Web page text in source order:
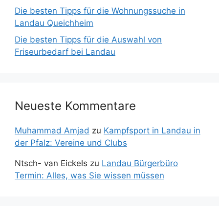
Die besten Tipps für die Wohnungssuche in
Landau Queichheim
Die besten Tipps für die Auswahl von
Friseurbedarf bei Landau
Neueste Kommentare
Muhammad Amjad zu Kampfsport in Landau in
der Pfalz: Vereine und Clubs
Ntsch- van Eickels zu Landau Bürgerbüro
Termin: Alles, was Sie wissen müssen